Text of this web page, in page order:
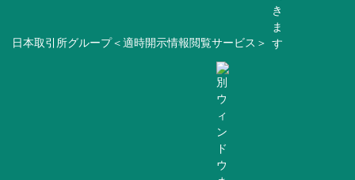
日本取引所グループ＜適時開示情報閲覧サービス＞